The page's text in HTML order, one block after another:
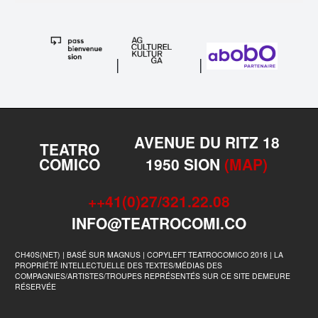
| |
TEATRO
COMICO
AVENUE DU RITZ 18
1950 SION (MAP)
++41(0)27/321.22.08
INFO@TEATROCOMI.CO
CH40S(NET) | BASÉ SUR MAGNUS | COPYLEFT TEATROCOMICO 2016 | LA
PROPRIÉTÉ INTELLECTUELLE DES TEXTES/MÉDIAS DES
COMPAGNIES/ARTISTES/TROUPES REPRÉSENTÉS SUR CE SITE DEMEURE
RÉSERVÉE